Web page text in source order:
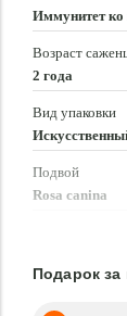
Иммунитет ко
Возраст
2 года
Вид упаковки
Подвой
Rosa canina
Подарок за